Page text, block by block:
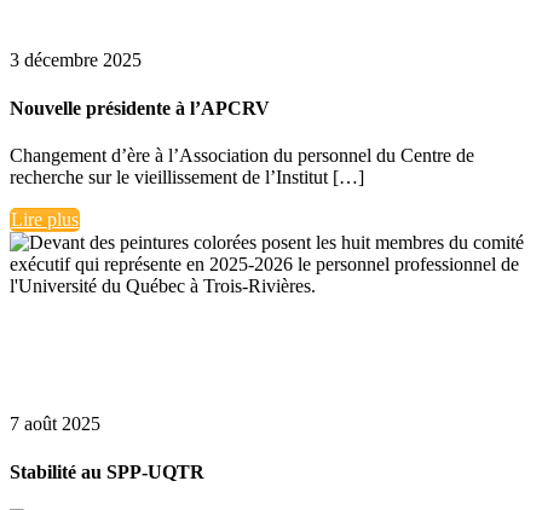
3 décembre 2025
Nouvelle présidente à l’APCRV
Changement d’ère à l’Association du personnel du Centre de
recherche sur le vieillissement de l’Institut […]
Lire plus
7 août 2025
Stabilité au SPP-UQTR